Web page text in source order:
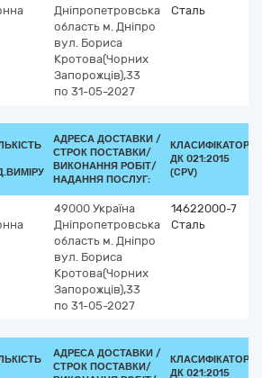
Дніпропетровська
область м. Дніпро
вул. Бориса
Кротова(Чорних
Запорожців),33
по 31-05-2027
Сталь
АДРЕСА ДОСТАВКИ /
СТРОК ПОСТАВКИ/
ВИКОНАННЯ РОБІТ/
НАДАННЯ ПОСЛУГ:
КЛАСИФІКАТОР
ДК 021:2015
(CPV)
49000 Україна
Дніпропетровська
область м. Дніпро
вул. Бориса
Кротова(Чорних
Запорожців),33
по 31-05-2027
14622000-7
Сталь
АДРЕСА ДОСТАВКИ /
СТРОК ПОСТАВКИ/
КЛАСИФІКАТОР
ДК 021:2015